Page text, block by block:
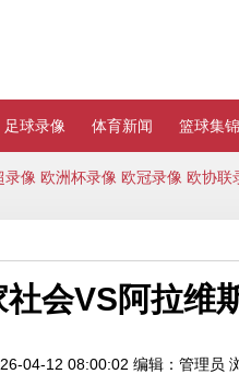
足球录像 体育新闻 篮球集锦
录像 欧洲杯录像 欧冠录像 欧协联
会VS阿拉维
04-12 08:00:02 编辑：管理员